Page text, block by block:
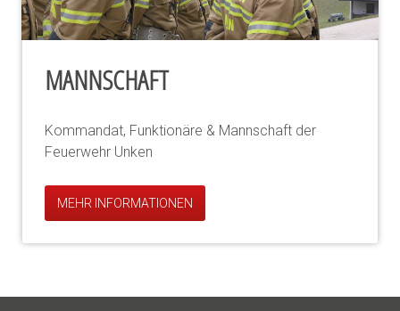
MANNSCHAFT
Kommandat, Funktionäre & Mannschaft der
Feuerwehr Unken
MEHR INFORMATIONEN